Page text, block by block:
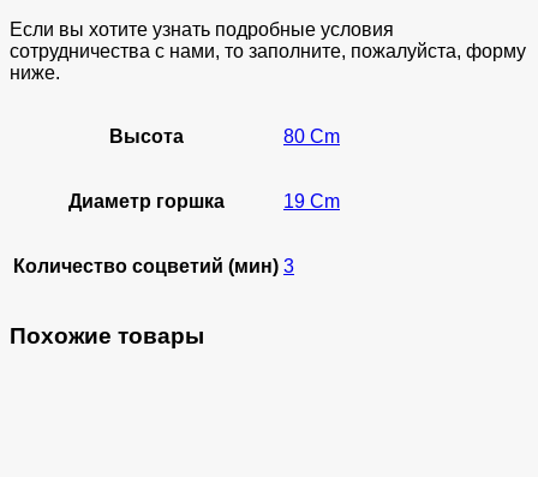
Если вы хотите узнать подробные условия
сотрудничества с нами, то заполните, пожалуйста, форму
ниже.
Высота 80 Cm
Диаметр горшка 19 Cm
Количество соцветий (мин) 3
Похожие товары